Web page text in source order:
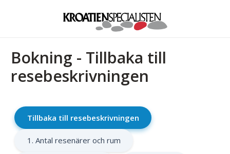
Bokning - Tillbaka till
resebeskrivningen
Tillbaka till resebeskrivningen
1. Antal resenärer och rum